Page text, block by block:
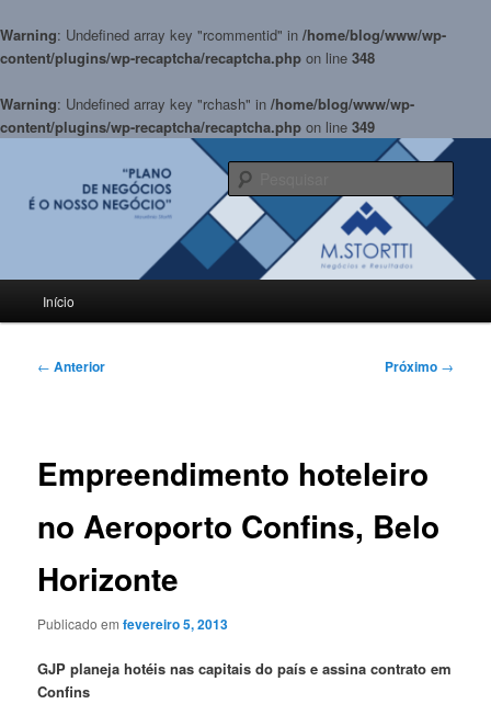
Warning: Undefined array key "rcommentid" in /home/blog/www/wp-
content/plugins/wp-recaptcha/recaptcha.php on line 348
Warning: Undefined array key "rchash" in /home/blog/www/wp-
content/plugins/wp-recaptcha/recaptcha.php on line 349
BLOG M.Stortti
principal
Início
Navegação
← Anterior Próximo →
Empreendimento hoteleiro
no Aeroporto Confins, Belo
Horizonte
Publicado emfevereiro 5, 2013
GJP planeja hotéis nas capitais do país e assina contrato em
Confins